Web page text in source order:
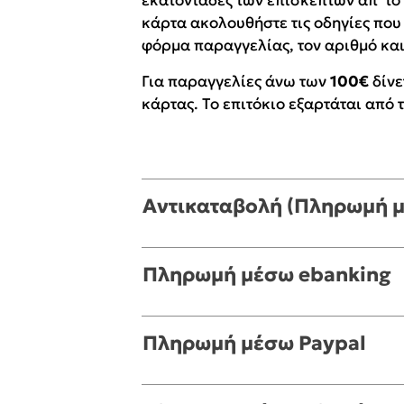
Playlist
Στέφανος Ξενάκης
Το λιμάνι μου είσαι εσύ
Rebecca
Teo Benedetti
Τζένη
Emily Henry
Δανάη
κάρτα ακολουθήστε τις οδηγίες
φόρμα παραγγελίας, τον αριθμό
Για παραγγελίες άνω των100€
κάρτας. Το επιτόκιο εξαρτάται από
Αντικαταβολή (Πληρωμή
Πληρωμή μέσω ebanking
Πληρωμή μέσω Paypal